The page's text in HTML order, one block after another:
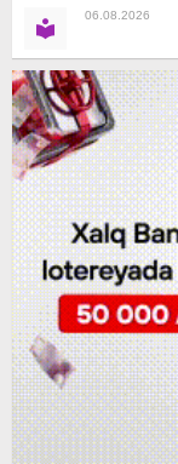
06.08.2026